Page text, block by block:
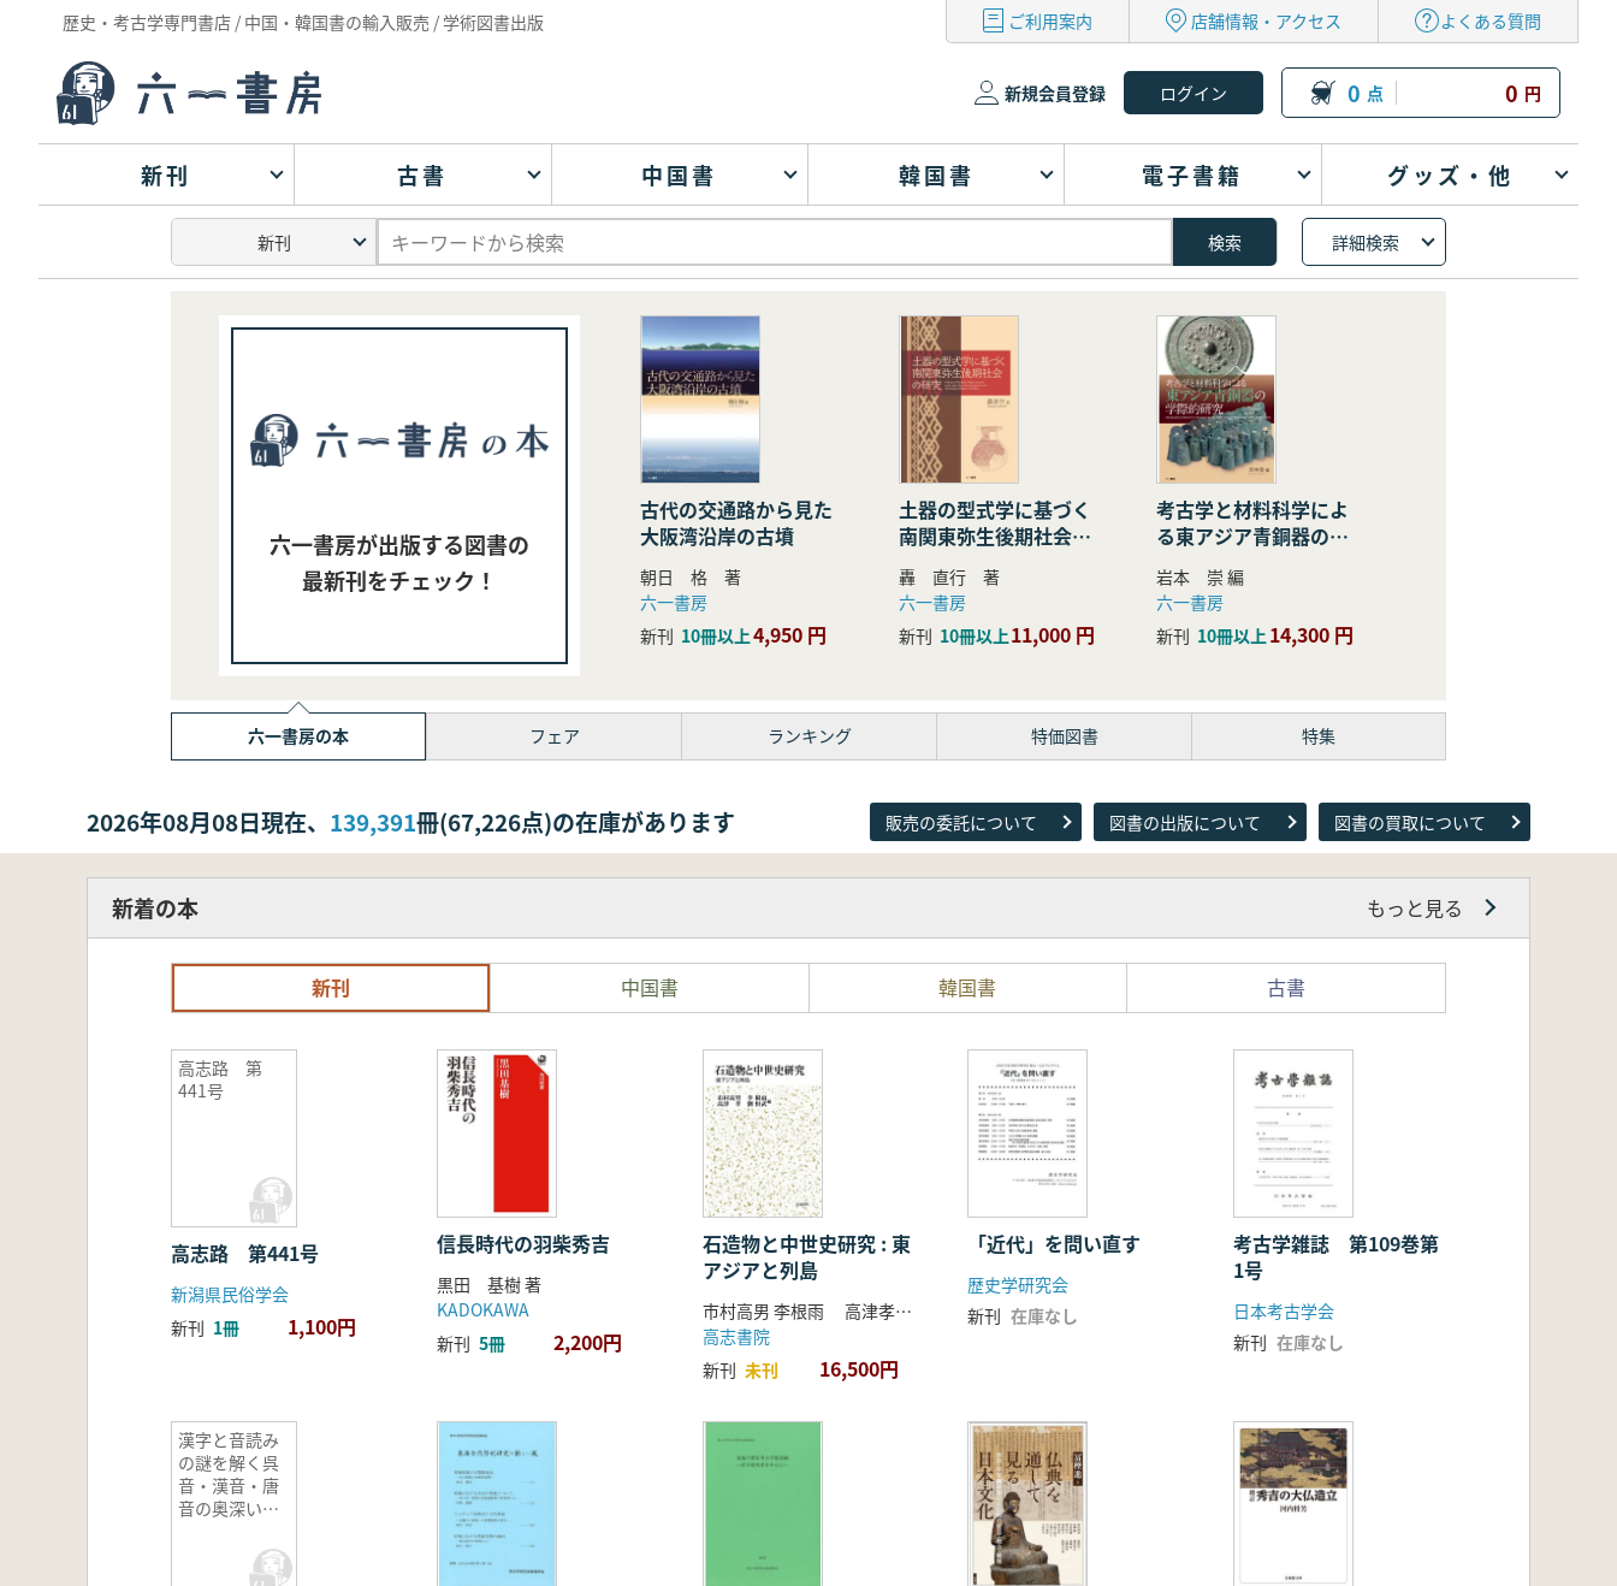
歴史・考古学専門書店 / 中国・韓国書の輸入販売 / 学術図書出版 ご利用案内 店舗情報・アクセス よくある質問
新規会員登録 0 点 0 円
新刊 古書 中国書 韓国書 電子書籍 グッズ・他
詳細検索
六一書房が出版する図書の
最新刊をチェック！
古代の交通路から見た
大阪湾沿岸の古墳
朝日 格 著
六一書房
新刊 10冊以上4,950 円
土器の型式学に基づく
南関東弥生後期社会の
研究
轟 直行 著
六一書房
新刊 10冊以上11,000 円
考古学と材料科学によ
る東アジア青銅器の学
際的研究
岩本 崇 編
六一書房
新刊 10冊以上14,300 円
六一書房の本 フェア ランキング 特価図書 特集
2026年08月08日現在、 139,391冊(67,226点)の在庫があります 販売の委託について 図書の出版について 図書の買取について
新着の本 もっと見る
新刊 中国書 韓国書 古書
高志路 第
441号
高志路 第441号
新潟県民俗学会
新刊 1冊 1,100円
信長時代の羽柴秀吉
黒田 基樹 著
KADOKAWA
新刊 5冊 2,200円
石造物と中世史研究 : 東
アジアと列島
市村高男 李根雨 高津孝 劉恒武 編
高志書院
新刊 未刊 16,500円
「近代」を問い直す
歴史学研究会
新刊 在庫なし
考古学雑誌 第109巻第
1号
日本考古学会
新刊 在庫なし
漢字と音読み
の謎を解く呉
音・漢音・唐
音の奥深い世